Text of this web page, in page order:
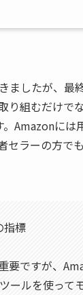
ましたが、最
り組むだけで
Amazonには
ラーの方で
指標
要ですが、
ルを使って